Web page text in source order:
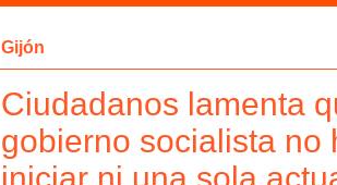
Gijón
Ciudadanos lamenta
gobierno socialista no